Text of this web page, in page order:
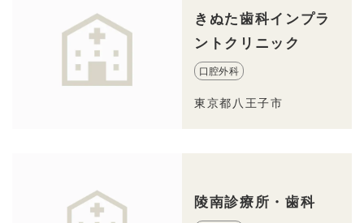
きぬた歯科インプラ
ントクリニック
口腔外科
東京都八王子市
陵南診療所・歯科